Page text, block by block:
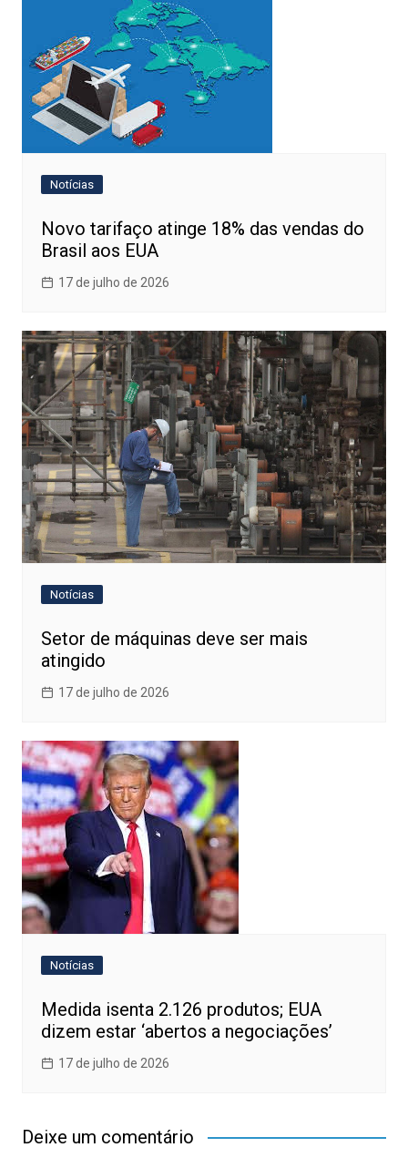
Notícias
Novo tarifaço atinge 18% das vendas do
Brasil aos EUA
17 de julho de 2026
Notícias
Setor de máquinas deve ser mais
atingido
17 de julho de 2026
Notícias
Medida isenta 2.126 produtos; EUA
dizem estar ‘abertos a negociações’
17 de julho de 2026
Deixe um comentário